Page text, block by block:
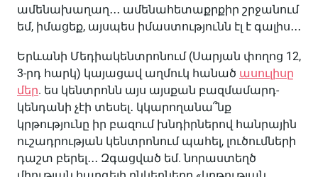
ամենախաղաղ․․․ ամենահետաքրքիր շրջանում
եմ, իմացեք, այսպես իմաստությունն էլ է գալիս․․․
Երևանի Մեդիակենտրոնում (Սարյան փողոց 12,
3-րդ հարկ) կայացավ աղմուկ հանած ասուլիսը
մեր. ես կենտրոնն այս այսքան բազմամարդ-
կենդանի չէի տեսել․ կկարողանա՞նք
կրթությունը իր բազում խնդիրներով հանրային
ուշադրության կենտրոնում պահել, լուծումների
դաշտ բերել․․․ Զգացված եմ. նորաստեղծ